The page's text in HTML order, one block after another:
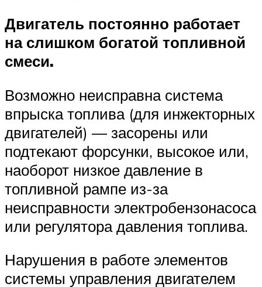
Двигатель постоянно работает
на слишком богатой топливной
смеси.
Возможно неисправна система
впрыска топлива (для инжекторных
двигателей) — засорены или
подтекают форсунки, высокое или,
наоборот низкое давление в
топливной рампе из-за
неисправности электробензонасоса
или регулятора давления топлива.
Нарушения в работе элементов
системы управления двигателем